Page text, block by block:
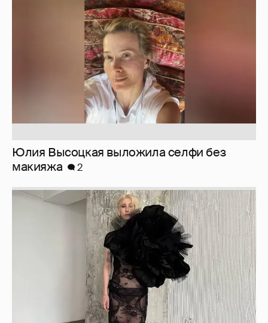
Юлия Высоцкая выложила селфи без
макияжа
2